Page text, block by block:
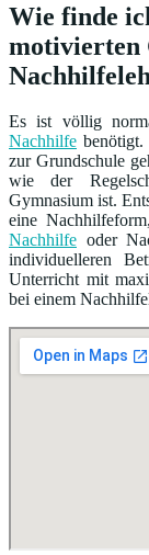
Wie finde
motivierten
Es ist völlig
Nachhilfe
zur Grundschule
wie der
Gymnasium ist.
eine
Nachhilfe oder
individuelleren
Unterricht mit
bei einem